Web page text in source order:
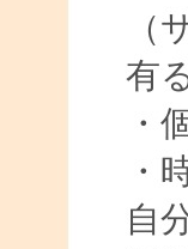
（
有
・
・
自